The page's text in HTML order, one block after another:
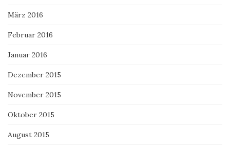
März 2016
Februar 2016
Januar 2016
Dezember 2015
November 2015
Oktober 2015
August 2015